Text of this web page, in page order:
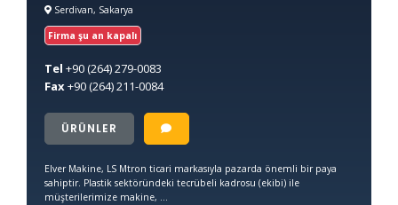
Serdivan, Sakarya
Firma şu an kapalı
Tel +90(264) 279-0083
Fax+90(264) 211-0084
ÜRÜNLER
Elver Makine, LS Mtron ticari markasıyla pazarda önemli bir paya
sahiptir. Plastik sektöründeki tecrübeli kadrosu (ekibi) ile
müşterilerimize makine, ...